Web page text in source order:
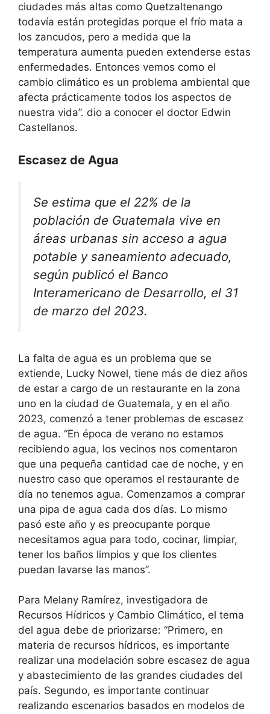
ciudades más altas como Quetzaltenango
todavía están protegidas porque el frío mata a
los zancudos, pero a medida que la
temperatura aumenta pueden extenderse estas
enfermedades. Entonces vemos como el
cambio climático es un problema ambiental que
afecta prácticamente todos los aspectos de
nuestra vida”. dio a conocer el doctor Edwin
Castellanos.
Escasez de Agua
Se estima que el 22% de la
población de Guatemala vive en
áreas urbanas sin acceso a agua
potable y saneamiento adecuado,
según publicó el Banco
Interamericano de Desarrollo, el 31
de marzo del 2023.
La falta de agua es un problema que se
extiende, Lucky Nowel, tiene más de diez años
de estar a cargo de un restaurante en la zona
uno en la ciudad de Guatemala, y en el año
2023, comenzó a tener problemas de escasez
de agua. “En época de verano no estamos
recibiendo agua, los vecinos nos comentaron
que una pequeña cantidad cae de noche, y en
nuestro caso que operamos el restaurante de
día no tenemos agua. Comenzamos a comprar
una pipa de agua cada dos días. Lo mismo
pasó este año y es preocupante porque
necesitamos agua para todo, cocinar, limpiar,
tener los baños limpios y que los clientes
puedan lavarse las manos”.
Para Melany Ramírez, investigadora de
Recursos Hídricos y Cambio Climático, el tema
del agua debe de priorizarse: “Primero, en
materia de recursos hídricos, es importante
realizar una modelación sobre escasez de agua
y abastecimiento de las grandes ciudades del
país. Segundo, es importante continuar
realizando escenarios basados en modelos de